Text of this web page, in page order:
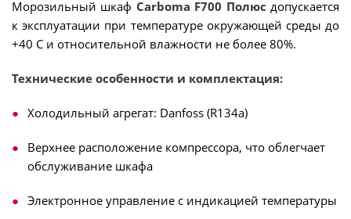
Морозильный шкаф Carboma F700 Полюсдопускается
к эксплуатации при температуре окружающей среды до
+40 С и относительной влажности не более 80%.
Технические особенности и комплектация:
Холодильный агрегат: Danfoss (R134a)
Верхнее расположение компрессора, что облегчает
обслуживание шкафа
Электронное управление с индикацией температуры